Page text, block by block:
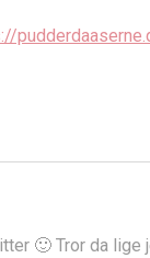
🙂 Tror da